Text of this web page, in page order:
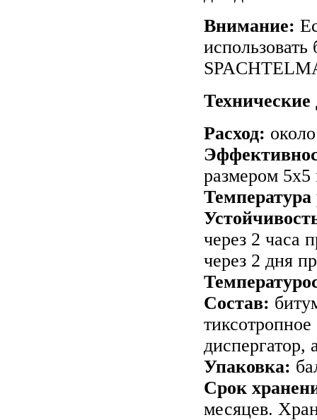
Внимание:
Расход:
размером
через 2 часа
через 2 дня
Состав:
диспергатор,
Упаковка:
Срок
месяцев.